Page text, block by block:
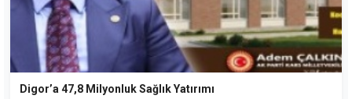
Digor’a 47,8 Milyonluk Sağlık Yatırımı